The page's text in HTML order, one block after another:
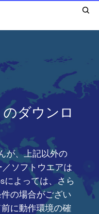
ダウンロ
が、上記以外の
ソフトウエアは
によっては、さら
の場合がござい
に動作環境の確